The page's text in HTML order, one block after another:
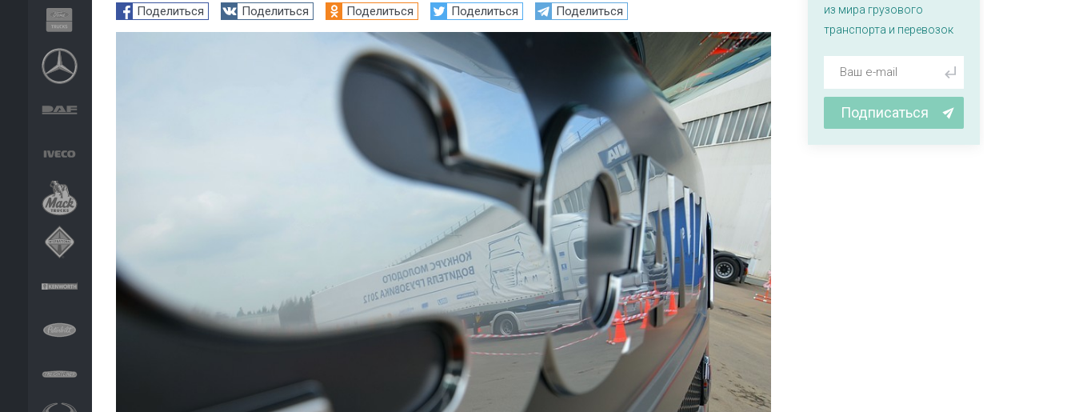
Поделиться Поделиться Поделиться Поделиться Поделиться
из мира грузового
транспорта и перевозок
Подписаться